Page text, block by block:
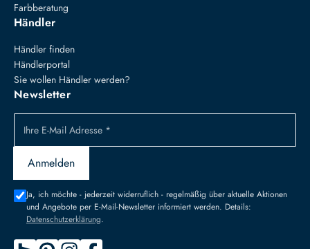
Farbberatung
Händler
Händler finden
Händlerportal
Sie wollen Händler werden?
Newsletter
Ihre E-Mail Adresse *
Anmelden
Ja, ich möchte - jederzeit widerruflich - regelmäßig über aktuelle Aktionen
und Angebote per E-Mail-Newsletter informiert werden. Details:
Datenschutzerklärung.